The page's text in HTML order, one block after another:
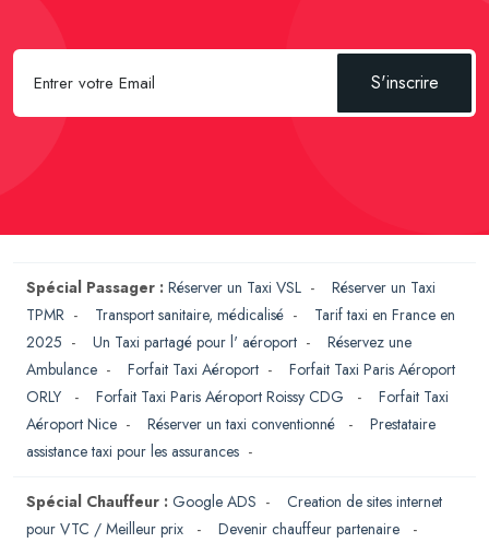
S'inscrire
Spécial Passager : Réserver un Taxi VSL - Réserver un Taxi
TPMR - Transport sanitaire, médicalisé - Tarif taxi en France en
2025 - Un Taxi partagé pour l' aéroport - Réservez une
Ambulance - Forfait Taxi Aéroport - Forfait Taxi Paris Aéroport
ORLY
- Forfait Taxi Paris Aéroport Roissy CDG - Forfait Taxi
Aéroport Nice - Réserver un taxi conventionné - Prestataire
assistance taxi pour les assurances -
Spécial Chauffeur : Google ADS - Creation de sites internet
pour VTC / Meilleur prix
- Devenir chauffeur partenaire
-